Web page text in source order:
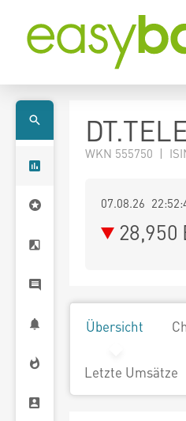
WKN 555750 |
07.08.26
28,950
Übersicht
Letzte Umsätze